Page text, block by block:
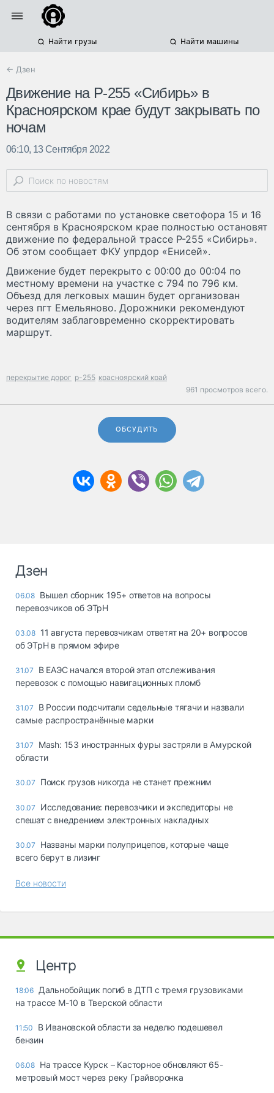
Найти грузы Найти машины
← Дзен
Движение на Р-255 «Сибирь» в
Красноярском крае будут закрывать по
ночам
06:10, 13 Сентября 2022
В связи с работами по установке светофора 15 и 16
сентября в Красноярском крае полностью остановят
движение по федеральной трассе Р-255 «Сибирь».
Об этом сообщает ФКУ упрдор «Енисей».
Движение будет перекрыто с 00:00 до 00:04 по
местному времени на участке с 794 по 796 км.
Объезд для легковых машин будет организован
через пгт Емельяново. Дорожники рекомендуют
водителям заблаговременно скорректировать
маршрут.
перекрытие дорог р-255 красноярский край
961 просмотров всего.
ОБСУДИТЬ
Дзен
06.08 Вышел сборник 195+ ответов на вопросы
перевозчиков об ЭТрН
03.08 11 августа перевозчикам ответят на 20+ вопросов
об ЭТрН в прямом эфире
31.07
В ЕАЭС начался второй этап отслеживания
перевозок с помощью навигационных пломб
31.07
В России подсчитали седельные тягачи и назвали
самые распространённые марки
31.07
Mash: 153 иностранных фуры застряли в Амурской
области
30.07 Поиск грузов никогда не станет прежним
30.07
Исследование: перевозчики и экспедиторы не
спешат с внедрением электронных накладных
30.07
Названы марки полуприцепов, которые чаще
всего берут в лизинг
Все новости
Центр
18:06 Дальнобойщик погиб в ДТП с тремя грузовиками
на трассе М-10 в Тверской области
11:50
В Ивановской области за неделю подешевел
бензин
06.08 На трассе Курск – Касторное обновляют 65-
метровый мост через реку Грайворонка